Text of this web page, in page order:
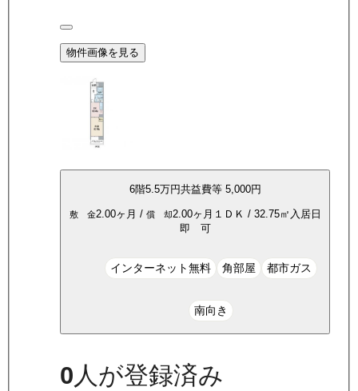
物件画像を見る
6階5.5万円共益費等 5,000円
敷 金2.00ヶ月 / 償 却2.00ヶ月 １ＤＫ / 32.75㎡ 入居日
即 可
インターネット無料 角部屋 都市ガス
南向き
0人が登録済み